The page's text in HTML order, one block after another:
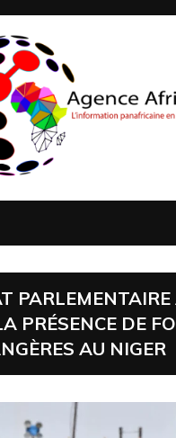
PRÉSENCE DE
AU NIGER